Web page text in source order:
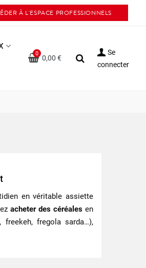
À L'ESPACE PROFESSIONNELS
0
0,00 €
Se
connecter
en véritable assiette
acheter des céréales en
fregola sarda…),